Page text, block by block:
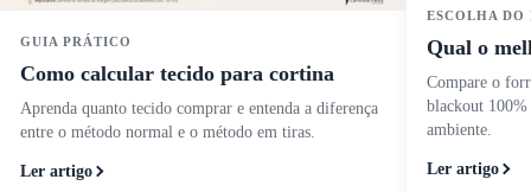
GUIA PRÁTICO
Como calcular tecido para cortina
Aprenda quanto tecido comprar e entenda a diferença
entre o método normal e o método em tiras.
Ler artigo
ESCOLHA DO
Qual o
Compare o
blackout 100%
ambiente.
Ler artigo